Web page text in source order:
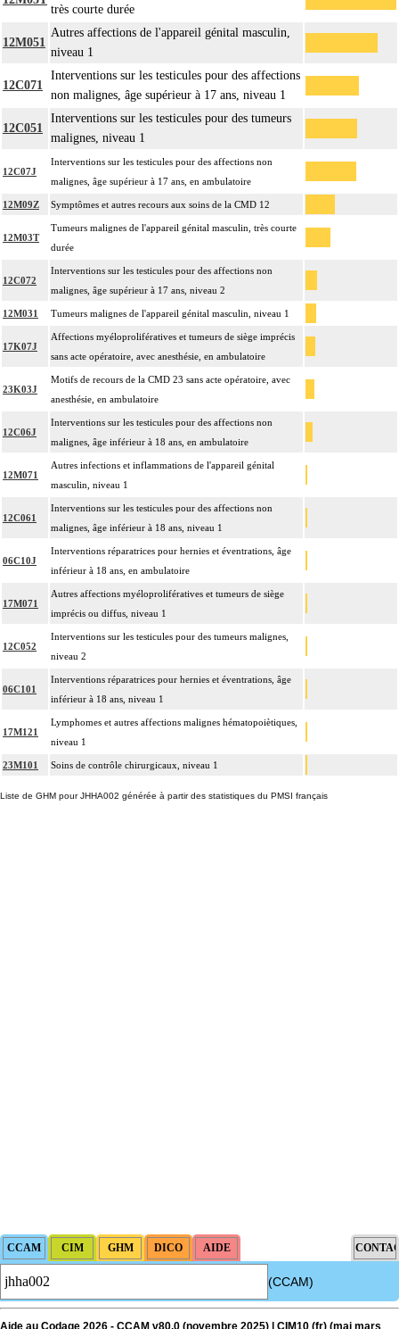
très courte durée
12M051
Autres affections de l'appareil génital masculin,
niveau 1
12C071
Interventions sur les testicules pour des affections
non malignes, âge supérieur à 17 ans, niveau 1
12C051
Interventions sur les testicules pour des tumeurs
malignes, niveau 1
12C07J
Interventions sur les testicules pour des affections non
malignes, âge supérieur à 17 ans, en ambulatoire
12M09Z Symptômes et autres recours aux soins de la CMD 12
12M03T
Tumeurs malignes de l'appareil génital masculin, très courte
durée
12C072
Interventions sur les testicules pour des affections non
malignes, âge supérieur à 17 ans, niveau 2
12M031 Tumeurs malignes de l'appareil génital masculin, niveau 1
17K07J
Affections myéloprolifératives et tumeurs de siège imprécis
sans acte opératoire, avec anesthésie, en ambulatoire
23K03J
Motifs de recours de la CMD 23 sans acte opératoire, avec
anesthésie, en ambulatoire
12C06J
Interventions sur les testicules pour des affections non
malignes, âge inférieur à 18 ans, en ambulatoire
12M071
Autres infections et inflammations de l'appareil génital
masculin, niveau 1
12C061
Interventions sur les testicules pour des affections non
malignes, âge inférieur à 18 ans, niveau 1
06C10J
Interventions réparatrices pour hernies et éventrations, âge
inférieur à 18 ans, en ambulatoire
17M071
Autres affections myéloprolifératives et tumeurs de siège
imprécis ou diffus, niveau 1
12C052
Interventions sur les testicules pour des tumeurs malignes,
niveau 2
06C101
Interventions réparatrices pour hernies et éventrations, âge
inférieur à 18 ans, niveau 1
17M121
Lymphomes et autres affections malignes hématopoiètiques,
niveau 1
23M101 Soins de contrôle chirurgicaux, niveau 1
Liste de GHM pour JHHA002 générée à partir des statistiques du PMSI français
(CCAM)
Aide au Codage 2026 - CCAM v80.0 (novembre 2025) | CIM10 (fr) (maj mars